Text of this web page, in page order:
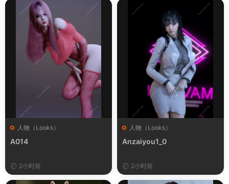
人物（Looks）
A014
2小时前
人物（Looks）
Anzaiyou1_0
2小时前